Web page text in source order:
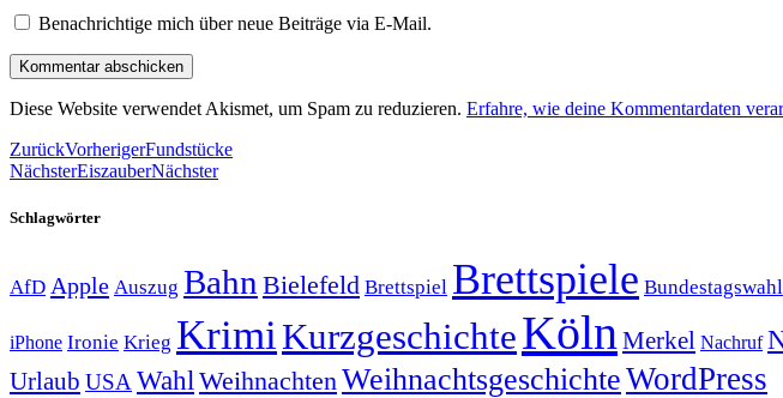
Benachrichtige mich über neue Beiträge via E-Mail.
Diese Website verwendet Akismet, um Spam zu reduzieren. Erfahre, wie deine Kommentardaten
ZurückVorherigerFundstücke
NächsterEiszauberNächster
Schlagwörter
AfD Apple Auszug Bahn Bielefeld Brettspiel Brettspiele Bundestagswahl
iPhone Ironie Krieg KrimiKurzgeschichteKölnMerkel Nachruf
Urlaub USAWahlWeihnachtenWeihnachtsgeschichteWordPress